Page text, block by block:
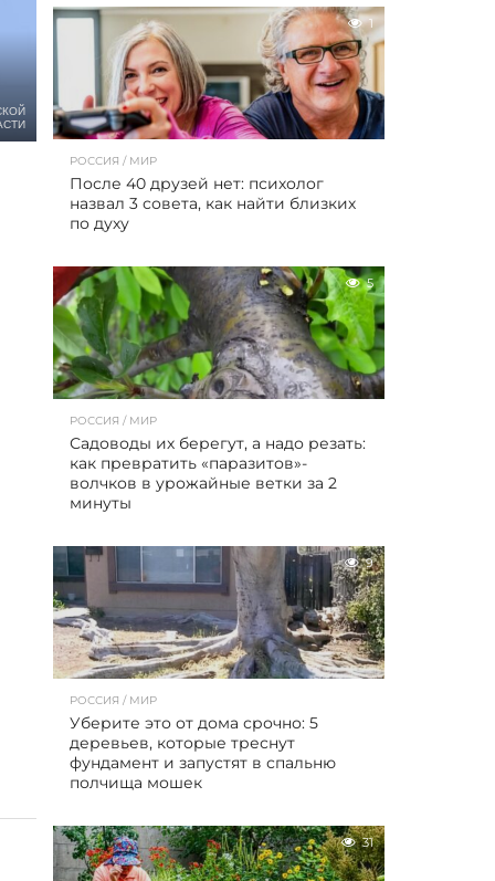
1
РОССИЯ / МИР
После 40 друзей нет: психолог
назвал 3 совета, как найти близких
по духу
5
РОССИЯ / МИР
Садоводы их берегут, а надо резать:
как превратить «паразитов»-
волчков в урожайные ветки за 2
минуты
9
РОССИЯ / МИР
Уберите это от дома срочно: 5
деревьев, которые треснут
фундамент и запустят в спальню
полчища мошек
31